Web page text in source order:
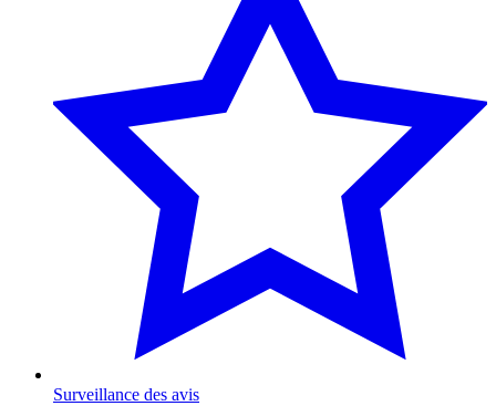
Surveillance des avis